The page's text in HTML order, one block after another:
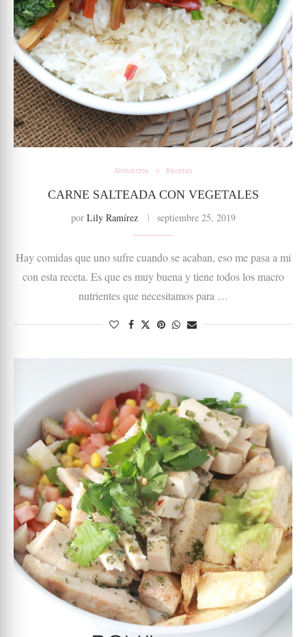
Almuerzos Recetas
CARNE SALTEADA CON VEGETALES
por Lily Ramírez septiembre 25, 2019
Hay comidas que uno sufre cuando se acaban, eso me pasa a mí
con esta receta. Es que es muy buena y tiene todos los macro
nutrientes que necesitamos para …